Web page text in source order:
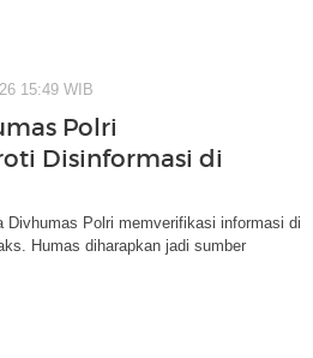
15:49 WIB
Polri
Disinformasi di
Divhumas Polri memverifikasi informasi di
Humas diharapkan jadi sumber